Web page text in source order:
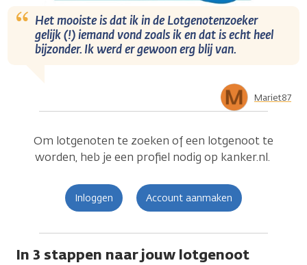
Het mooiste is dat ik in de Lotgenotenzoeker
gelijk (!) iemand vond zoals ik en dat is echt heel
bijzonder. Ik werd er gewoon erg blij van.
Mariet87
Om lotgenoten te zoeken of een lotgenoot te
worden, heb je een profiel nodig op kanker.nl.
Inloggen Account aanmaken
In 3 stappen naar jouw lotgenoot